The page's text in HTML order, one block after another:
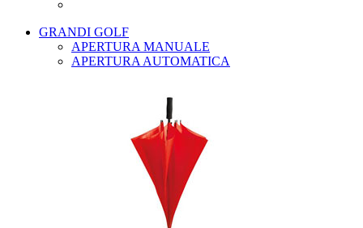
GRANDI GOLF
APERTURA MANUALE
APERTURA AUTOMATICA